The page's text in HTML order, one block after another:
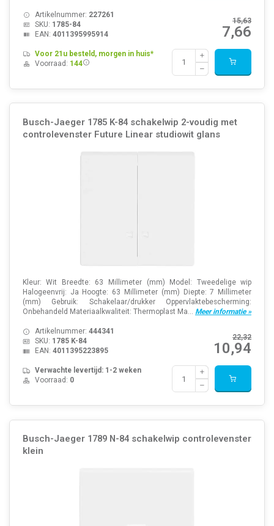
15,63
7,66
Artikelnummer: 227261
SKU: 1785-84
EAN: 4011395995914
Voor 21u besteld, morgen in huis*
Voorraad: 144
Busch-Jaeger 1785 K-84 schakelwip 2-voudig met
controlevenster Future Linear studiowit glans
Kleur: Wit Breedte: 63 Millimeter (mm) Model: Tweedelige wip
Halogeenvrij: Ja Hoogte: 63 Millimeter (mm) Diepte: 7 Millimeter
(mm) Gebruik: Schakelaar/drukker Oppervlaktebescherming:
Onbehandeld Materiaalkwaliteit: Thermoplast Ma... Meer informatie »
22,32
10,94
Artikelnummer: 444341
SKU: 1785 K-84
EAN: 4011395223895
Verwachte levertijd: 1-2 weken
Voorraad: 0
Busch-Jaeger 1789 N-84 schakelwip controlevenster
klein